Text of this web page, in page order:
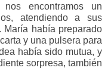
encontramos un
atendiendo a sus
María había preparado
y una pulsera para
había sido mutua, y
sorpresa, también